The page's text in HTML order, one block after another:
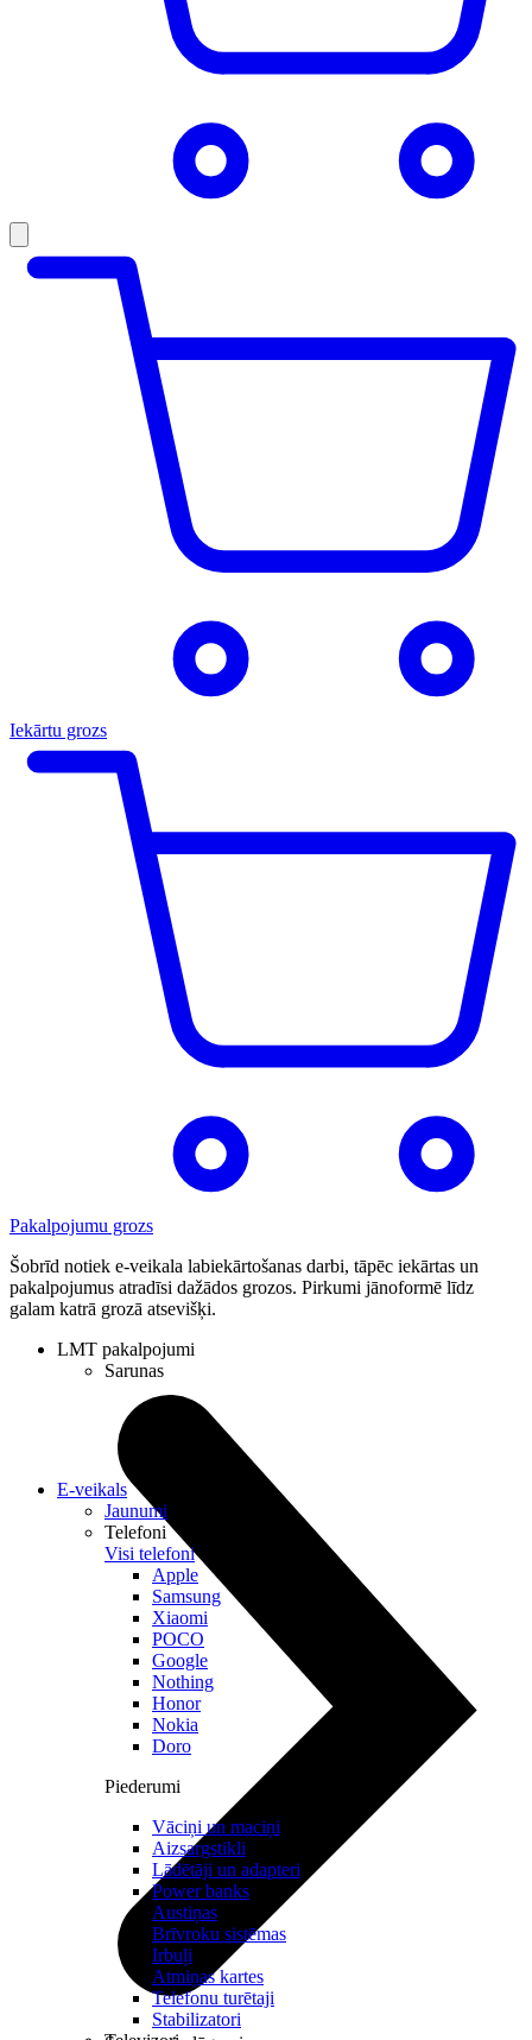
Iekārtu grozs
Pakalpojumu grozs
Šobrīd notiek e-veikala labiekārtošanas darbi, tāpēc iekārtas un
pakalpojumus atradīsi dažādos grozos. Pirkumi jānoformē līdz
galam katrā grozā atsevišķi.
LMT pakalpojumi
Sarunas
E-veikals
Jaunumi
Telefoni
Visi telefoni
Apple
Samsung
Xiaomi
POCO
Google
Nothing
Honor
Nokia
Doro
Piederumi
Vāciņi un maciņi
Aizsargstikli
Lādētāji un adapteri
Power banks
Austiņas
Brīvroku sistēmas
Irbuļi
Atmiņas kartes
Telefonu turētaji
Stabilizatori